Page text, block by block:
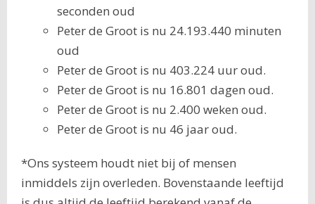
seconden oud
Peter de Groot is nu 24.193.440 minuten
oud
Peter de Groot is nu 403.224 uur oud.
Peter de Groot is nu 16.801 dagen oud.
Peter de Groot is nu 2.400 weken oud.
Peter de Groot is nu 46 jaar oud.
*Ons systeem houdt niet bij of mensen
inmiddels zijn overleden. Bovenstaande leeftijd